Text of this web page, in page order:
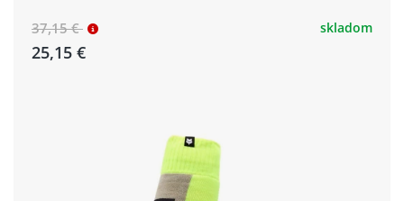
37,15 €
25,15 €
skladom